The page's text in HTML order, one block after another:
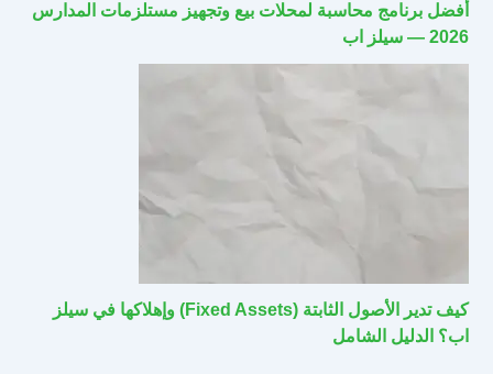
أفضل برنامج محاسبة لمحلات بيع وتجهيز مستلزمات المدارس
2026 — سيلز اب
كيف تدير الأصول الثابتة (Fixed Assets) وإهلاكها في سيلز
اب؟ الدليل الشامل